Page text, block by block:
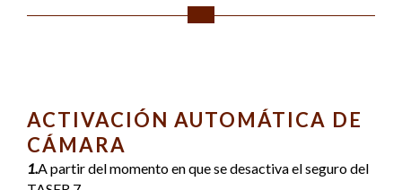
ACTIVACIÓN AUTOMÁTICA DE
CÁMARA
1.A partir del momento en que se desactiva el seguro del